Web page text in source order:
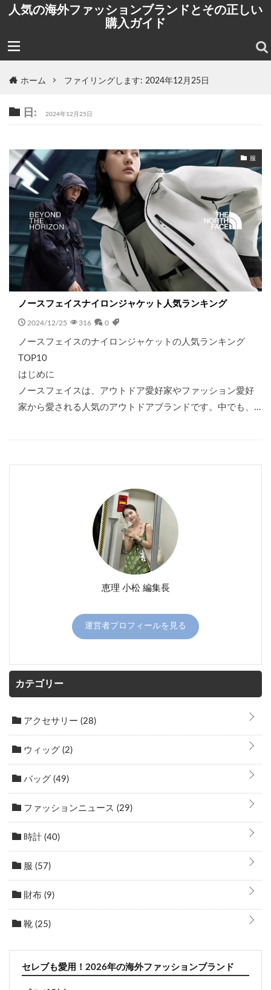
人気の海外ファッションブランドとその正しい
購入ガイド
ホーム ファイリングします: 2024年12月25日
日: 2024年12月25日
服
ノースフェイスナイロンジャケット人気ランキング
2024/12/25 316 0
ノースフェイスのナイロンジャケットの人気ランキング
TOP10
はじめに
ノースフェイスは、アウトドア愛好家やファッション愛好
家から愛される人気のアウトドアブランドです。中でも、…
恵理 小松 編集長
運営者プロフィールを見る
カテゴリー
アクセサリー (28)
ウィッグ (2)
バッグ (49)
ファッションニュース (29)
時計 (40)
服 (57)
財布 (9)
靴 (25)
セレブも愛用！2026年の海外ファッションブランド